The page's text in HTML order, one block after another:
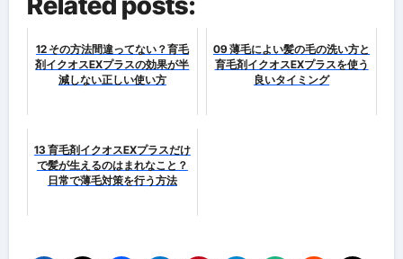
12 その方法間違ってない？育毛
剤イクオスEXプラスの効果が半
減しない正しい使い方
09 薄毛によい髪の毛の洗い方と
育毛剤イクオスEXプラスを使う
良いタイミング
13 育毛剤イクオスEXプラスだけ
で髪が生えるのはまれなこと？
日常で薄毛対策を行う方法